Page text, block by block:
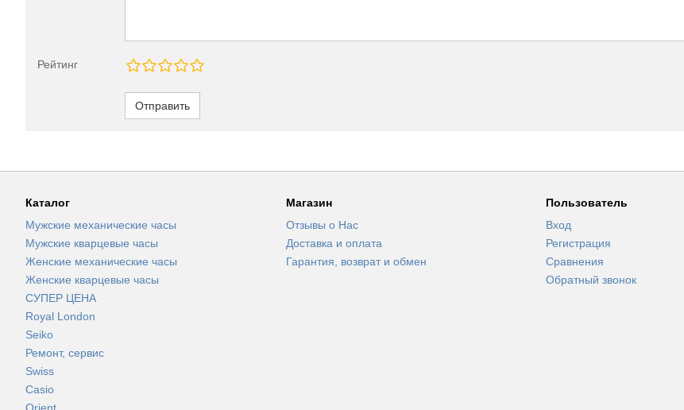
Рейтинг
Отправить
Каталог
Мужские механические часы
Мужские кварцевые часы
Женские механические часы
Женские кварцевые часы
СУПЕР ЦЕНА
Royal London
Seiko
Ремонт, сервис
Swiss
Casio
Магазин
Отзывы о Нас
Доставка и оплата
Гарантия, возврат и обмен
Пользователь
Вход
Регистрация
Сравнения
Обратный звонок